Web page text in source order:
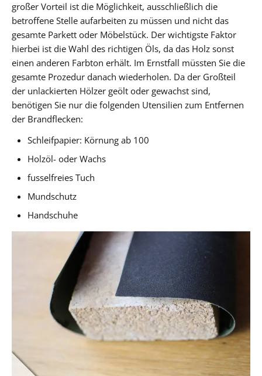
großer Vorteil ist die Möglichkeit, ausschließlich die
betroffene Stelle aufarbeiten zu müssen und nicht das
gesamte Parkett oder Möbelstück. Der wichtigste Faktor
hierbei ist die Wahl des richtigen Öls, da das Holz sonst
einen anderen Farbton erhält. Im Ernstfall müssten Sie die
gesamte Prozedur danach wiederholen. Da der Großteil
der unlackierten Hölzer geölt oder gewachst sind,
benötigen Sie nur die folgenden Utensilien zum Entfernen
der Brandflecken:
Schleifpapier: Körnung ab 100
Holzöl- oder Wachs
fusselfreies Tuch
Mundschutz
Handschuhe